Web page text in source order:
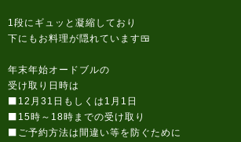
1段にギュッと凝縮しており
下にもお料理が隠れています🍱
年末年始オードブルの
受け取り日時は
⬛12月31日もしくは1月1日
⬛15時～18時までの受け取り
⬛ご予約方法は間違い等を防ぐために